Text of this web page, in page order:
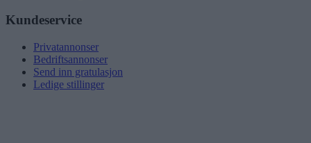
Kundeservice
Privatannonser
Bedriftsannonser
Send inn gratulasjon
Ledige stillinger